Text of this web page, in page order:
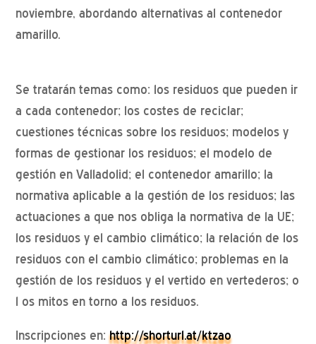
noviembre, abordando alternativas al contenedor
amarillo.
Se tratarán temas como: los residuos que pueden ir
a cada contenedor; los costes de reciclar;
cuestiones técnicas sobre los residuos; modelos y
formas de gestionar los residuos; el modelo de
gestión en Valladolid; el contenedor amarillo; la
normativa aplicable a la gestión de los residuos; las
actuaciones a que nos obliga la normativa de la UE;
los residuos y el cambio climático; la relación de los
residuos con el cambio climático; problemas en la
gestión de los residuos y el vertido en vertederos; o
l os mitos en torno a los residuos.
Inscripciones en:http://shorturl.at/ktzao